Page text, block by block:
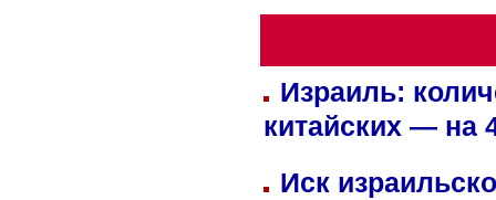
Израиль:
китайских — на
Иск